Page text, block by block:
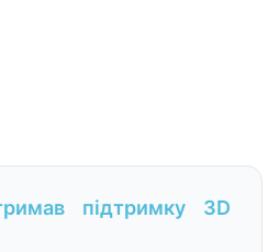
підтримку 3D